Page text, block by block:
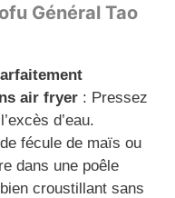
Général Tao
air fryer : Pressez
d’eau.
fécule de maïs ou
dans une poêle
croustillant sans